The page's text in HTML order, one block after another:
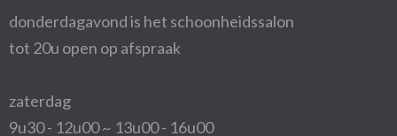
donderdagavond is het schoonheidssalon
tot 20u open op afspraak
zaterdag
9u30 - 12u00 ~ 13u00 - 16u00